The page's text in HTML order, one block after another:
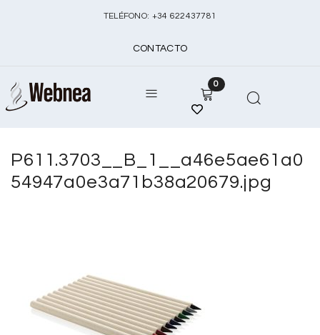
TELÉFONO: +34 622437781
CONTACTO
0
P611.3703__B_1__a46e5ae61a0
54947a0e3a71b38a20679.jpg